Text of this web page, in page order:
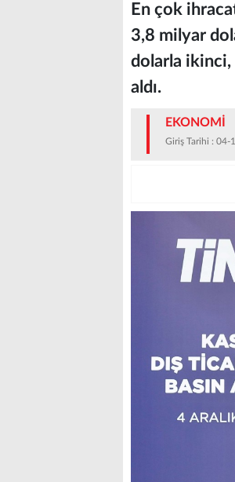
En çok
3,8 milyar
dolarla ikinci,
aldı.
EKONOMİ
Giriş Tarihi : 04-